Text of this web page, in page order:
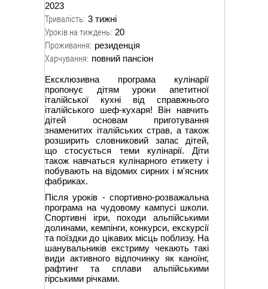
2023
Тривалість: 3 тижні
Уроків на тиждень: 20
Проживання: резиденція
Харчування: повний пансіон
Ексклюзивна програма кулінарії
пропонує дітям уроки апетитної
італійської кухні від справжнього
італійського шеф-кухаря! Він навчить
дітей основам приготування
знаменитих італійських страв, а також
розширить словниковий запас дітей,
що стосується теми кулінарії. Діти
також навчаться кулінарного етикету і
побувають на відомих сирних і м'ясних
фабриках.
Після уроків - спортивно-розважальна
програма на чудовому кампусі школи.
Спортивні ігри, походи альпійськими
долинами, кемпінги, конкурси, екскурсії
та поїздки до цікавих місць поблизу. На
шанувальників екстриму чекають такі
види активного відпочинку як каноїнг,
рафтинг та сплави альпійськими
гірськими річками.